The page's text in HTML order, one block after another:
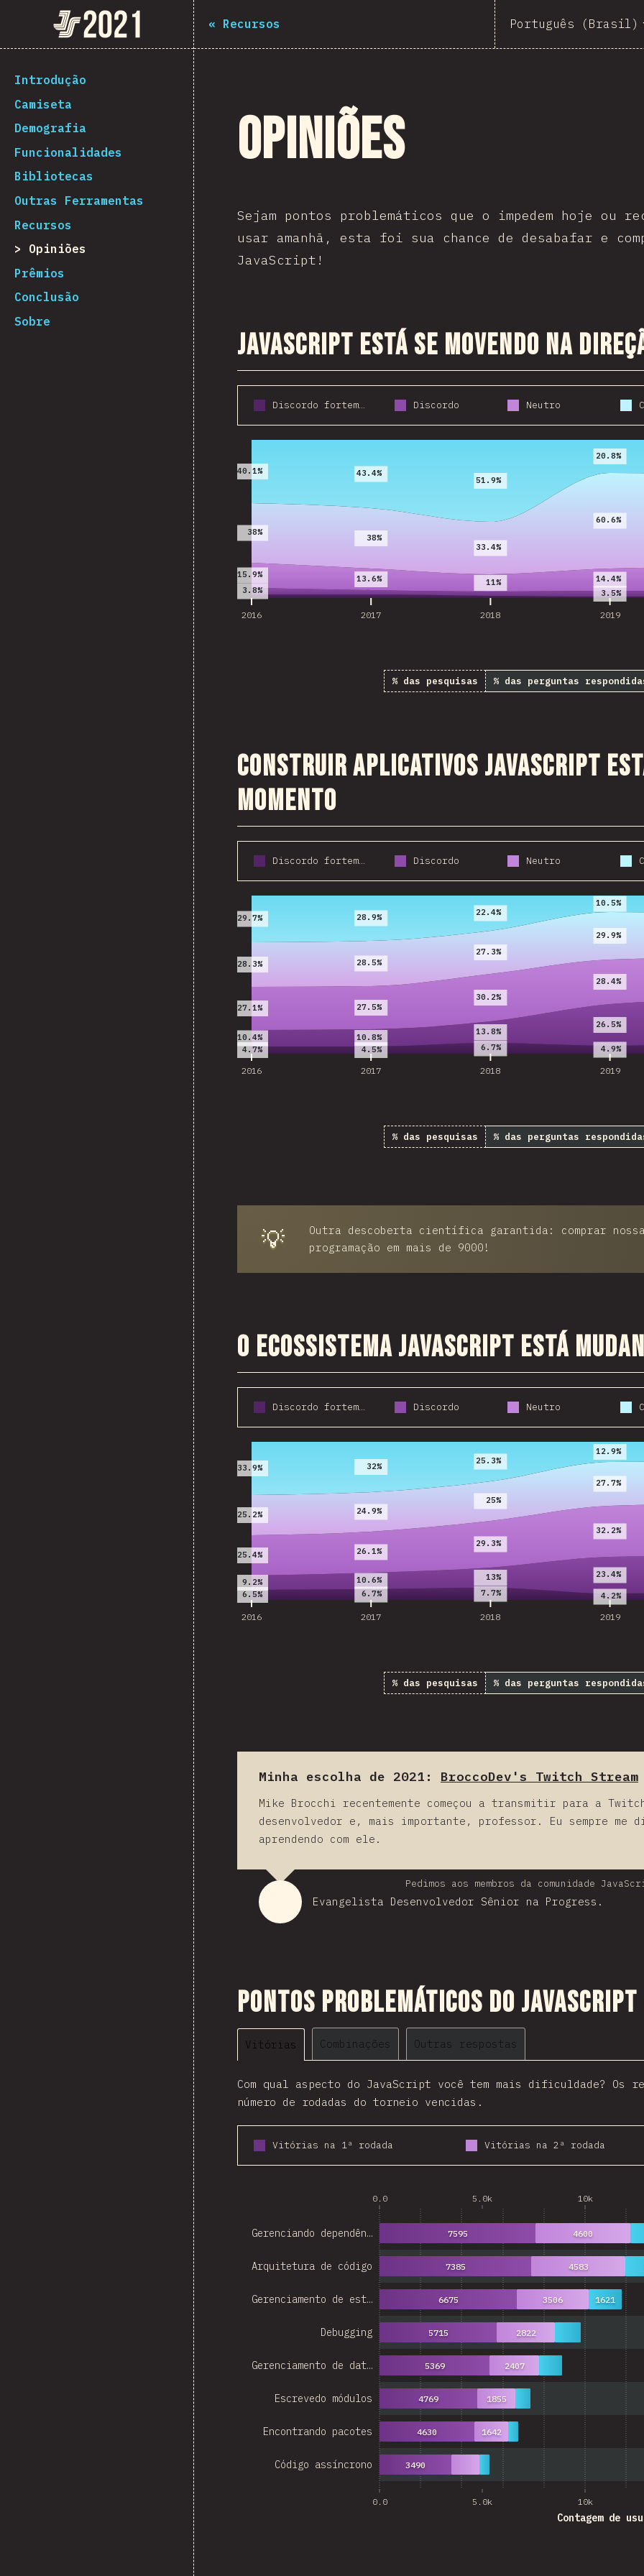
The State of JS 2021
[pt-BR] general.back_to_intro
Introdução
Camiseta
Demografia
Funcionalidades
Bibliotecas
Outras Ferramentas
Recursos
Opiniões
Prêmios
Conclusão
Sobre
« Recursos Português (Brasil)
Opiniões
Sejam pontos problemáticos que o impedem hoje ou
usar amanhã, esta foi sua chance de desabafar e
JavaScript!
JavaScript está se movendo na
Discordo fortemente Discordo Neutro
2016 2017 2018 2019
2016 2017 2018 2019
3.8% 3.5%
15.9% 13.6% 11% 14.4%
38%
38%
33.4%
60.6%
40.1% 43.4%
51.9%
20.8%
% das pesquisas % das perguntas
Construir aplicativos JavaScript
momento
Discordo fortemente Discordo Neutro
2016 2017 2018 2019
2016 2017 2018 2019
4.7% 4.5% 6.7% 4.9%
10.4% 10.8%
13.8%
26.5%
27.1% 27.5%
30.2%
28.4%
28.3% 28.5%
27.3%
29.9%
29.7% 28.9% 22.4%
10.5%
% das pesquisas % das perguntas
💡
Outra descoberta científica garantida: comprar
programação em mais de 9000!
O ecossistema JavaScript está
Discordo fortemente Discordo Neutro
2016 2017 2018 2019
2016 2017 2018 2019
6.5% 6.7% 7.7% 4.2%
9.2% 10.6% 13% 23.4%
25.4% 26.1%
29.3%
32.2%
25.2% 24.9%
25%
27.7%
33.9% 32%
25.3%
12.9%
% das pesquisas % das perguntas
Minha escolha de 2021: BroccoDev's Twitch Stream
Mike Brocchi recentemente começou a transmitir para a
desenvolvedor e, mais importante, professor. Eu sempre
aprendendo com ele.
Pedimos aos membros da comunidade
Evangelista Desenvolvedor Sênior na Progress.
Pontos problemáticos do JavaScript
Vitórias Combinações Outras respostas
Com qual aspecto do JavaScript você tem mais dificuldade? Os
número de rodadas do torneio vencidas.
Vitórias na 1ª rodada Vitórias na 2ª rodada
0.0 5.0k 10k
0.0 5.0k 10k
Contagem de
Código assíncrono
Encontrando pacotes
Escrevedo módulos
Gerenciamento de dat…
Debugging
Gerenciamento de est…
Arquitetura de código
Gerenciando dependên…
3490
4630
4769
5369
5715
6675
7385
7595
1642
1855
2407
2822
3506
4583
4600
1621
Navigated to The State of JS 2021